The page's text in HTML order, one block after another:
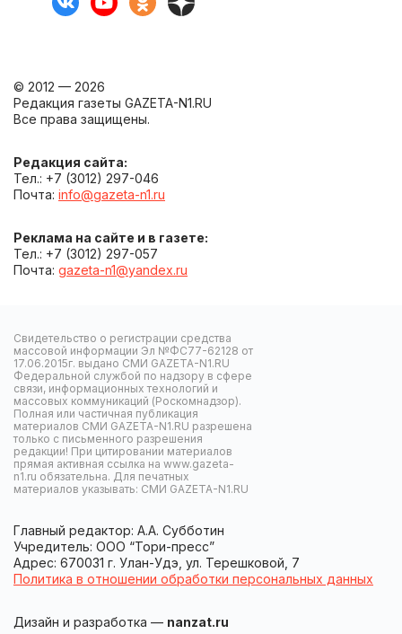
© 2012 — 2026
Редакция газеты GAZETA-N1.RU
Все права защищены.
Редакция сайта:
Тел.: +7 (3012) 297-046
Почта: info@gazeta-n1.ru
Реклама на сайте и в газете:
Тел.: +7 (3012) 297-057
Почта: gazeta-n1@yandex.ru
Свидетельство о регистрации средства
массовой информации Эл №ФС77-62128 от
17.06.2015г. выдано СМИ GAZETA-N1.RU
Федеральной службой по надзору в сфере
связи, информационных технологий и
массовых коммуникаций (Роскомнадзор).
Полная или частичная публикация
материалов СМИ GAZETA-N1.RU разрешена
только с письменного разрешения
редакции! При цитировании материалов
прямая активная ссылка на www.gazeta-
n1.ru обязательна. Для печатных
материалов указывать: СМИ GAZETA-N1.RU
Главный редактор: А.А. Субботин
Учредитель: ООО “Тори-пресс”
Адрес: 670031 г. Улан-Удэ, ул. Терешковой, 7
Политика в отношении обработки персональных данных
Дизайн и разработка — nanzat.ru